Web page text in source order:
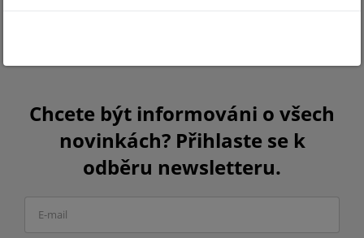
Chcete být informováni o všech
novinkách? Přihlaste se k
odběru newsletteru.